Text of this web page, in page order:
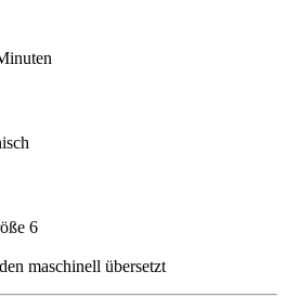
6
maschinell übersetzt